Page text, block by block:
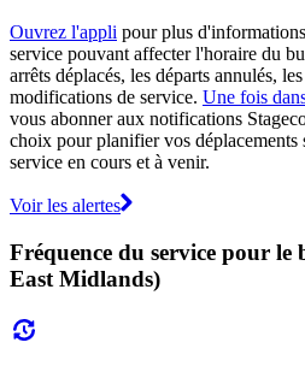
Ouvrez l'appli pour plus
service pouvant affecter l'horaire du
arrêts déplacés, les départs annulés,
modifications de service. Une fois
vous abonner aux notifications
choix pour planifier vos déplacements
service en cours et à venir.
Voir les alertes
Fréquence du service pour le
East Midlands)